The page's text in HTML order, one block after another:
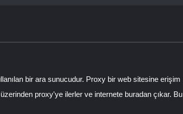
bir ara sunucudur. Proxy bir web sitesine erişim
proxy'ye ilerler ve internete buradan çıkar. Bu